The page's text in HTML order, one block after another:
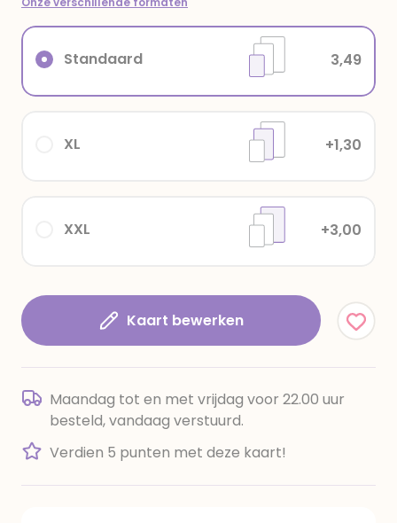
XXL +3,00
XL +1,30
Standaard 3,49
Kaart bewerken
Maandag tot en met vrijdag voor 22.00 uur
besteld, vandaag verstuurd.
Verdien 5 punten met deze kaart!